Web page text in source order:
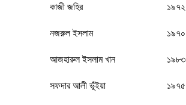
কাজী জহির ১৯৭২
নজরুল ইসলাম ১৯৭০
আজহারুল ইসলাম খান ১৯৮৩
সফদার আলী ভূঁইয়া ১৯৭৫